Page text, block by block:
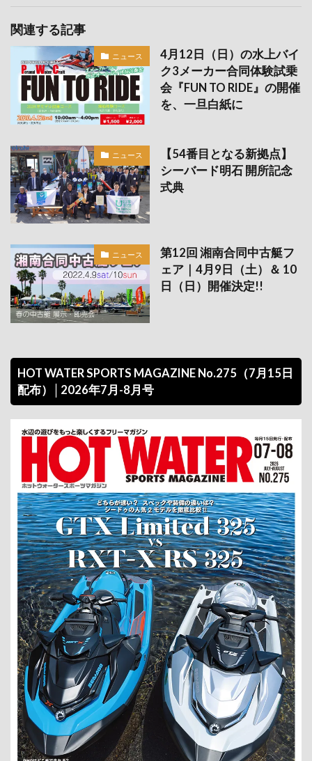
関連する記事
ニュース
4月12日（日）の水上バイ
ク3メーカー合同体験試乗
会『FUN TO RIDE』の開催
を、一旦白紙に
ニュース
【54番目となる新拠点】
シーバード明石 開所記念
式典
ニュース
第12回 湘南合同中古艇フ
ェア｜4月9日（土）＆ 10
日（日）開催決定!!
HOT WATER SPORTS MAGAZINE No.275（7月15日
配布）│2026年7月-8月号